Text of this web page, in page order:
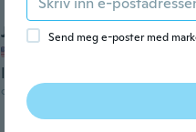
Jenn
Its not 925 it looks like plastic
ca. 3 år siden
Send meg e-poster med